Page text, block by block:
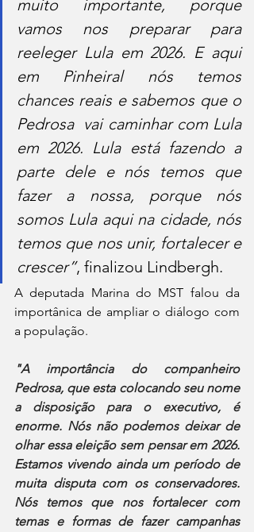
muito importante, porque
vamos nos preparar para
reeleger Lula em 2026. E aqui
em Pinheiral nós temos
chances reais e sabemos que o
Pedrosa  vai caminhar com Lula
em 2026. Lula está fazendo a
parte dele e nós temos que
fazer a nossa, porque nós
somos Lula aqui na cidade, nós
temos que nos unir, fortalecer e
crescer”, finalizou Lindbergh.
A deputada Marina do MST falou da
importânica de ampliar o diálogo com
a população.
"A importância do companheiro
Pedrosa, que esta colocando seu nome
a disposição para o executivo, é
enorme. Nós não podemos deixar de
olhar essa eleição sem pensar em 2026.
Estamos vivendo ainda um período de
muita disputa com os conservadores.
Nós temos que nos fortalecer com
temas e formas de fazer campanhas